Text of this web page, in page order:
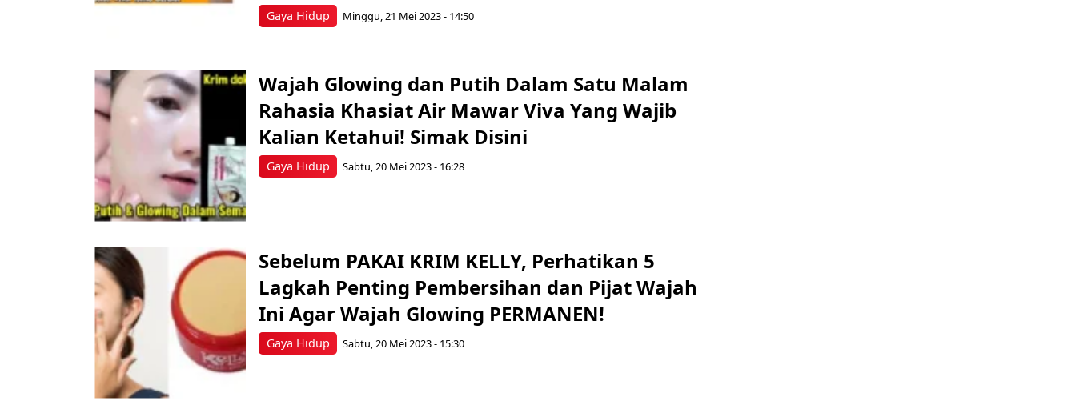
Gaya Hidup Minggu, 21 Mei 2023 - 14:50
Gaya Hidup
Wajah Glowing dan Putih Dalam Satu Malam
Rahasia Khasiat Air Mawar Viva Yang Wajib
Kalian Ketahui! Simak Disini
Sabtu, 20 Mei 2023 - 16:28
Gaya Hidup
Sebelum PAKAI KRIM KELLY, Perhatikan 5
Lagkah Penting Pembersihan dan Pijat Wajah
Ini Agar Wajah Glowing PERMANEN!
Sabtu, 20 Mei 2023 - 15:30